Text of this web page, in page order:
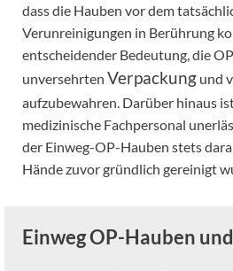
dass die Hauben vor dem
Verunreinigungen in Berührung
entscheidender Bedeutung, die
unversehrten Verpackung und
aufzubewahren. Darüber hinaus
medizinische Fachpersonal
der Einweg-OP-Hauben stets
Hände zuvor gründlich gereinigt
Einweg OP-Hauben